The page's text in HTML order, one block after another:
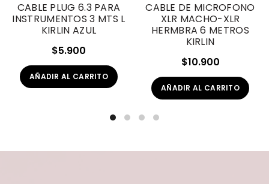
CABLE PLUG 6.3 PARA
INSTRUMENTOS 3 MTS L
KIRLIN AZUL
$5.900
AÑADIR AL CARRITO
CABLE DE MICROFONO
XLR MACHO-XLR
HERMBRA 6 METROS
KIRLIN
$10.900
AÑADIR AL CARRITO